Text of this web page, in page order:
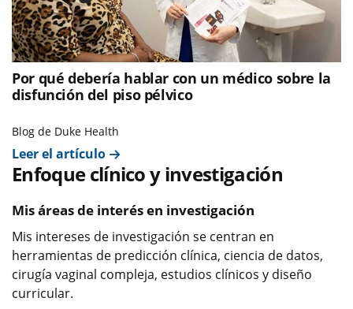
Por qué debería hablar con un médico sobre la
disfunción del piso pélvico
Blog de Duke Health
Leer el artículo
Enfoque clínico y investigación
Mis áreas de interés en investigación
Mis intereses de investigación se centran en
herramientas de predicción clínica, ciencia de datos,
cirugía vaginal compleja, estudios clínicos y diseño
curricular.